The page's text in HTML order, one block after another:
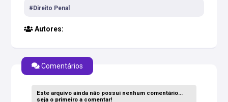
#Direito Penal
Autores:
Comentários
Este arquivo ainda não possui nenhum comentário...
seja o primeiro a comentar!